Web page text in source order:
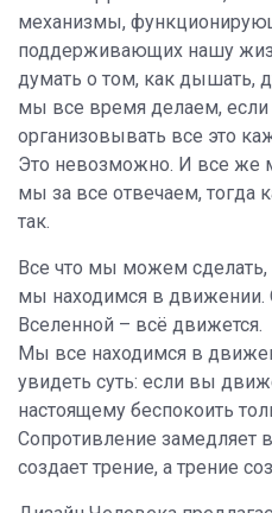
механизмы,
поддерживающих нашу
думать о том, как дышать,
мы все время делаем,
организовывать все это
Это невозможно. И все же
мы за все отвечаем, тогда
так.
Все что мы можем сделать,
мы находимся в движении.
Вселенной – всё движется.
Мы все находимся в
увидеть суть: если вы
настоящему беспокоить
Сопротивление замедляет
создает трение, а трение